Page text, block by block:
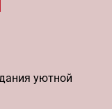
уютной